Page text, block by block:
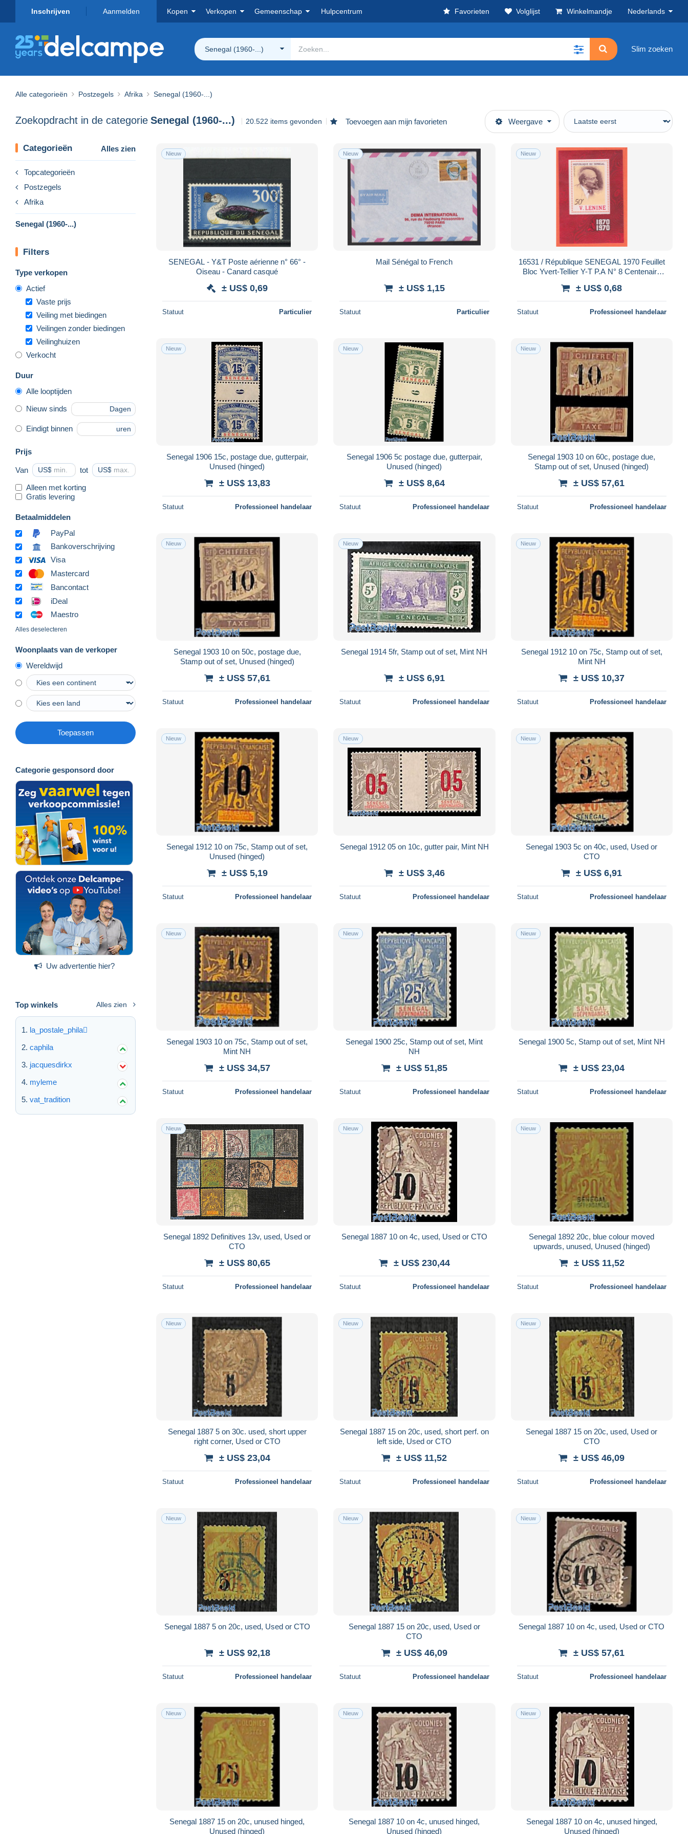
Inschrijven Aanmelden Kopen Verkopen Gemeenschap Hulpcentrum Favorieten Volglijst Winkelmandje Nederlands
Senegal (1960-...) Slim zoeken
Alle categorieën Postzegels Afrika Senegal (1960-...)
Zoekopdracht in de categorie Senegal (1960-...) 20.522 items gevonden Toevoegen aan mijn favorieten Weergave
Categorieën Alles zien
Topcategorieën
Postzegels
Afrika
Senegal (1960-...)
Filters
Type verkopen
Actief
Vaste prijs
Veiling met biedingen
Veilingen zonder biedingen
Veilinghuizen
Verkocht
Duur
Alle looptijden
Nieuw sinds Dagen
Eindigt binnen uren
Prijs
Van US$ tot US$
Alleen met korting
Gratis levering
Betaalmiddelen
PayPal
Bankoverschrijving
Visa
Mastercard
Bancontact
iDeal
Maestro
Alles deselecteren
Woonplaats van de verkoper
Wereldwijd
Toepassen
Categorie gesponsord door
Uw advertentie hier?
Top winkels Alles zien
la_postale_phila
caphila
jacquesdirkx
myleme
vat_tradition
Nieuw
SENEGAL - Y&T Poste aérienne n° 66° -
Oiseau - Canard casqué
± US$ 0,69
Statuut Particulier
Nieuw
Mail Sénégal to French
± US$ 1,15
Statuut Particulier
Nieuw
16531 / République SENEGAL 1970 Feuillet
Bloc Yvert-Tellier Y-T P.A N° 8 Centenaire
± US$ 0,68
Statuut Professioneel handelaar
Nieuw
Senegal 1906 15c, postage due, gutterpair,
Unused (hinged)
± US$ 13,83
Statuut Professioneel handelaar
Nieuw
Senegal 1906 5c postage due, gutterpair,
Unused (hinged)
± US$ 8,64
Statuut Professioneel handelaar
Nieuw
Senegal 1903 10 on 60c, postage due,
Stamp out of set, Unused (hinged)
± US$ 57,61
Statuut Professioneel handelaar
Nieuw
Senegal 1903 10 on 50c, postage due,
Stamp out of set, Unused (hinged)
± US$ 57,61
Statuut Professioneel handelaar
Nieuw
Senegal 1914 5fr, Stamp out of set, Mint NH
± US$ 6,91
Statuut Professioneel handelaar
Nieuw
Senegal 1912 10 on 75c, Stamp out of set,
Mint NH
± US$ 10,37
Statuut Professioneel handelaar
Nieuw
Senegal 1912 10 on 75c, Stamp out of set,
Unused (hinged)
± US$ 5,19
Statuut Professioneel handelaar
Nieuw
Senegal 1912 05 on 10c, gutter pair, Mint NH
± US$ 3,46
Statuut Professioneel handelaar
Nieuw
Senegal 1903 5c on 40c, used, Used or
CTO
± US$ 6,91
Statuut Professioneel handelaar
Nieuw
Senegal 1903 10 on 75c, Stamp out of set,
Mint NH
± US$ 34,57
Statuut Professioneel handelaar
Nieuw
Senegal 1900 25c, Stamp out of set, Mint
NH
± US$ 51,85
Statuut Professioneel handelaar
Nieuw
Senegal 1900 5c, Stamp out of set, Mint NH
± US$ 23,04
Statuut Professioneel handelaar
Nieuw
Senegal 1892 Definitives 13v, used, Used or
CTO
± US$ 80,65
Statuut Professioneel handelaar
Nieuw
Senegal 1887 10 on 4c, used, Used or CTO
± US$ 230,44
Statuut Professioneel handelaar
Nieuw
Senegal 1892 20c, blue colour moved
upwards, unused, Unused (hinged)
± US$ 11,52
Statuut Professioneel handelaar
Nieuw
Senegal 1887 5 on 30c. used, short upper
right corner, Used or CTO
± US$ 23,04
Statuut Professioneel handelaar
Nieuw
Senegal 1887 15 on 20c, used, short perf. on
left side, Used or CTO
± US$ 11,52
Statuut Professioneel handelaar
Nieuw
Senegal 1887 15 on 20c, used, Used or
CTO
± US$ 46,09
Statuut Professioneel handelaar
Nieuw
Senegal 1887 5 on 20c, used, Used or CTO
± US$ 92,18
Statuut Professioneel handelaar
Nieuw
Senegal 1887 15 on 20c, used, Used or
CTO
± US$ 46,09
Statuut Professioneel handelaar
Nieuw
Senegal 1887 10 on 4c, used, Used or CTO
± US$ 57,61
Statuut Professioneel handelaar
Nieuw
Senegal 1887 15 on 20c, unused hinged,
Unused (hinged)
Nieuw
Senegal 1887 10 on 4c, unused hinged,
Unused (hinged)
Nieuw
Senegal 1887 10 on 4c, unused hinged,
Unused (hinged)